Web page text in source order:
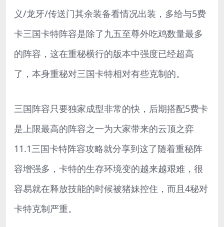
义/龙牙/传送门其余装备看情况出装，多给与5费
卡三国卡特阵容是除了九五至尊外吃鸡数量最多
的阵容，这在重秘横行的版本中强度已经超高
了，本身重秘对三国卡特相对有些克制的。
三国阵容只要独家成型非常的快，后期搭配5费卡
是上限最高的阵容之一为大家带来的云顶之弈
11.1三国卡特阵容攻略就分享到这了随着重秘阵
容增强多，卡特的生存环境变的越来越艰难，很
容易就在释放技能的时候被猪妹控住，而且4秘对
卡特克制严重。